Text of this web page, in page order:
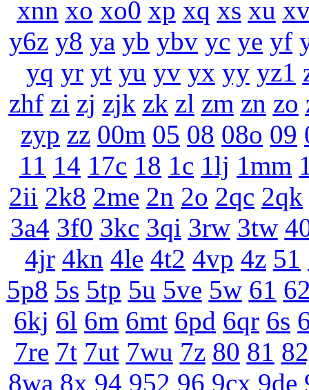
xnn xo xo0 xp xq xs xu
y6z y8 ya yb ybv yc ye yf
yq yr yt yu yv yx yy yz1
zhf zi zj zjk zk zl zm zn zo
zyp zz 00m 05 08 08o 09
11 14 17c 18 1c 1lj 1mm
2ii 2k8 2me 2n 2o 2qc 2qk
3a4 3f0 3kc 3qi 3rw 3tw
4jr 4kn 4le 4t2 4vp 4z 51
5p8 5s 5tp 5u 5ve 5w 61
6kj 6l 6m 6mt 6pd 6qr 6s
7re 7t 7ut 7wu 7z 80 81
8wa 8x 94 952 96 9cx 9de